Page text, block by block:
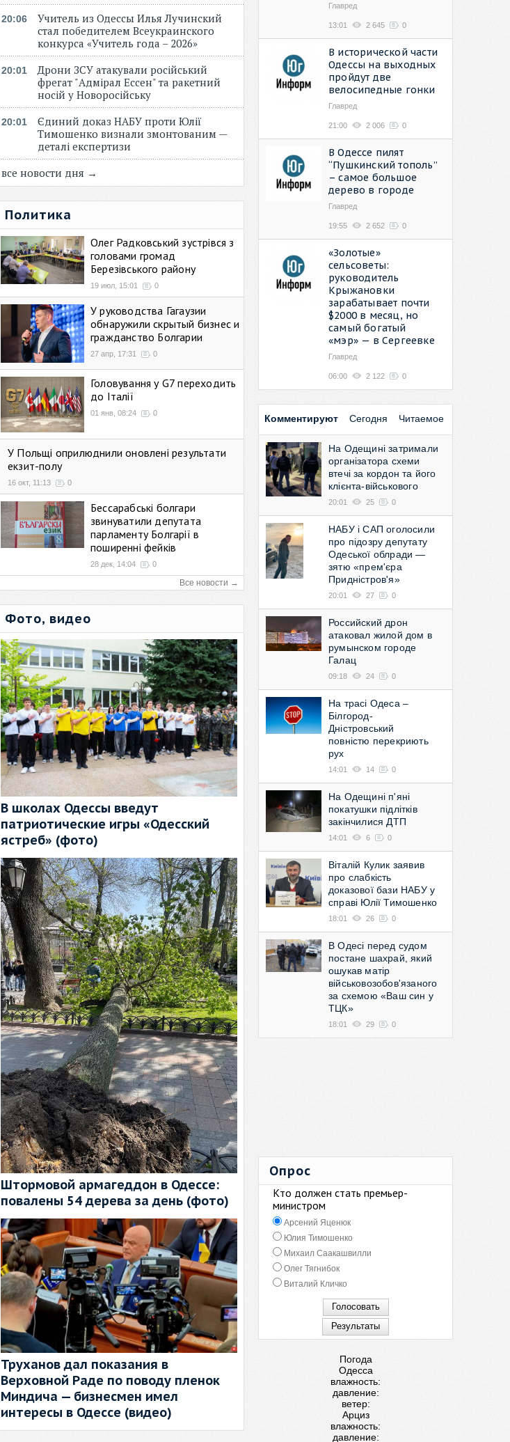
20:06
Учитель из Одессы Илья Лучинский
стал победителем Всеукраинского
конкурса «Учитель года – 2026»
20:01
Дрони ЗСУ атакували російський
фрегат "Адмірал Ессен" та ракетний
носій у Новоросійську
20:01
Єдиний доказ НАБУ проти Юлії
Тимошенко визнали змонтованим —
деталі експертизи
все новости дня →
Политика
Олег Радковський зустрівся з
головами громад
Березівського району
19 июл, 15:01 0
У руководства Гагаузии
обнаружили скрытый бизнес и
гражданство Болгарии
27 апр, 17:31 0
Головування у G7 переходить
до Італії
01 янв, 08:24 0
У Польщі оприлюднили оновлені результати
екзит-полу
16 окт, 11:13 0
Бессарабські болгари
звинуватили депутата
парламенту Болгарії в
поширенні фейків
28 дек, 14:04 0
Все новости →
Фото, видео
В школах Одессы введут
патриотические игры «Одесский
ястреб» (фото)
Штормовой армагеддон в Одессе:
повалены 54 дерева за день (фото)
Труханов дал показания в
Верховной Раде по поводу пленок
Миндича — бизнесмен имел
интересы в Одессе (видео)
Главред
13:01 2 645 0
В исторической части
Одессы на выходных
пройдут две
велосипедные гонки
Главред
21:00 2 006 0
В Одессе пилят
“Пушкинский тополь”
– самое большое
дерево в городе
Главред
19:55 2 652 0
«Золотые»
сельсоветы:
руководитель
Крыжановки
зарабатывает почти
$2000 в месяц, но
самый богатый
«мэр» — в Сергеевке
Главред
06:00 2 122 0
Комментируют Сегодня Читаемое
На Одещині затримали
організатора схеми
втечі за кордон та його
клієнта-військового
20:01 25 0
НАБУ і САП оголосили
про підозру депутату
Одеської облради —
зятю «прем'єра
Придністров'я»
20:01 27 0
Российский дрон
атаковал жилой дом в
румынском городе
Галац
09:18 24 0
На трасі Одеса –
Білгород-
Дністровський
повністю перекриють
рух
14:01 14 0
На Одещині п'яні
покатушки підлітків
закінчилися ДТП
14:01 6 0
Віталій Кулик заявив
про слабкість
доказової бази НАБУ у
справі Юлії Тимошенко
18:01 26 0
В Одесі перед судом
постане шахрай, який
ошукав матір
військовозобов'язаного
за схемою «Ваш син у
ТЦК»
18:01 29 0
Опрос
Кто должен стать премьер-
министром
Арсений Яценюк
Юлия Тимошенко
Михаил Саакашвилли
Олег Тягнибок
Виталий Кличко
Погода
Одесса
влажность:
давление:
ветер:
Арциз
влажность:
давление: